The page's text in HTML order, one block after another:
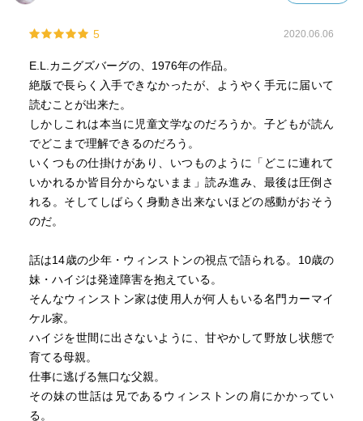
5 2020.06.06
E.L.カニグズバーグの、1976年の作品。
絶版で長らく入手できなかったが、ようやく手元に届いて
読むことが出来た。
しかしこれは本当に児童文学なのだろうか。子どもが読ん
でどこまで理解できるのだろう。
いくつもの仕掛けがあり、いつものように「どこに連れて
いかれるか皆目分からないまま」読み進み、最後は圧倒さ
れる。そしてしばらく身動き出来ないほどの感動がおそう
のだ。
話は14歳の少年・ウィンストンの視点で語られる。10歳の
妹・ハイジは発達障害を抱えている。
そんなウィンストン家は使用人が何人もいる名門カーマイ
ケル家。
ハイジを世間に出さないように、甘やかして野放し状態で
育てる母親。
仕事に逃げる無口な父親。
その妹の世話は兄であるウィンストンの肩にかかってい
る。